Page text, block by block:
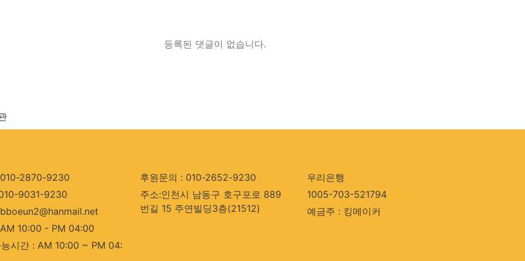
등록된 댓글이 없습니다.
2870-9230
9031-9230
10:00 - PM 04:00
시간 : AM 10:00 ~ PM 04:
후원문의 : 010-2652-9230
주소:인천시 남동구 호구포로 889
번길 15 주연빌딩3층(21512)
우리은행
1005-703-521794
예금주 : 킹메이커